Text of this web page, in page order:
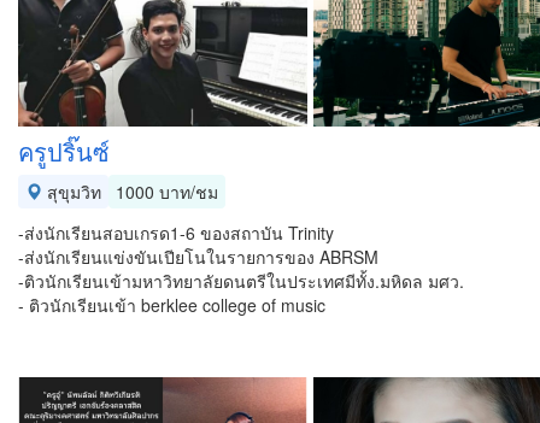
ครูปริ๊นซ์
สุขุมวิท
1000 บาท/ชม
-ส่งนักเรียนสอบเกรด1-6 ของสถาบัน Trinity
-ส่งนักเรียนแข่งขันเปียโนในรายการของ ABRSM
-ติวนักเรียนเข้ามหาวิทยาลัยดนตรีในประเทศมีทั้ง.มหิดล​ มศว.​
- ติวนักเรียนเข้า​ berklee college of music​